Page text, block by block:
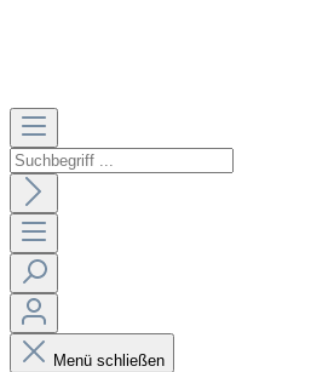
Menü schließen